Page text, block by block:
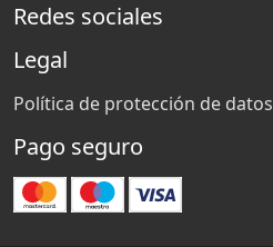
Redes sociales
Legal
Política de protección de datos
Pago seguro